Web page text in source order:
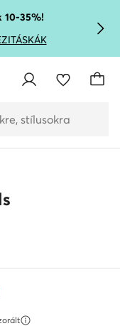
10-35%!
stílusokra